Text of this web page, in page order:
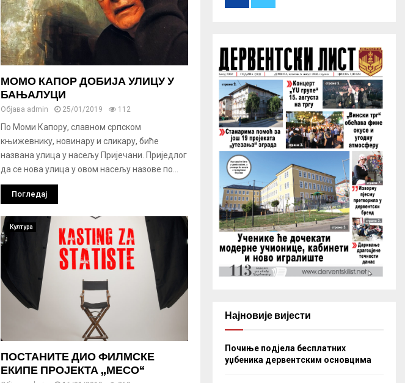
МОМО КАПОР ДОБИЈА УЛИЦУ У
БАЊАЛУЦИ
Објава admin 25/01/2019 112
По Моми Капору, славном српском
књижевнику, новинару и сликару, биће
названа улица у насељу Пријечани. Приједлог
да се нова улица у овом насељу назове по...
Погледај
Култура
ПОСТАНИТЕ ДИО ФИЛМСКЕ
ЕКИПЕ ПРОЈЕКТА „МЕСО“
H
Најновије вијести
Почиње подјела бесплатних
уџбеника дервентским основцима